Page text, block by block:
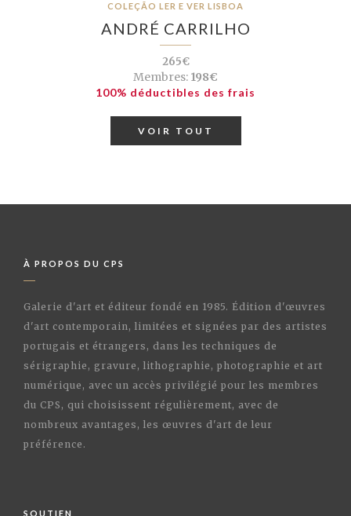
COLEÇÃO LER E VER LISBOA
ANDRÉ CARRILHO
265€
Membres: 198€
100% déductibles des frais
VOIR TOUT
À PROPOS DU CPS
Galerie d'art et éditeur fondé en 1985. Édition d'œuvres
d'art contemporain, limitées et signées par des artistes
portugais et étrangers, dans les techniques de
sérigraphie, gravure, lithographie, photographie et art
numérique, avec un accès privilégié pour les membres
du CPS, qui choisissent régulièrement, avec de
nombreux avantages, les œuvres d'art de leur
préférence.
SOUTIEN